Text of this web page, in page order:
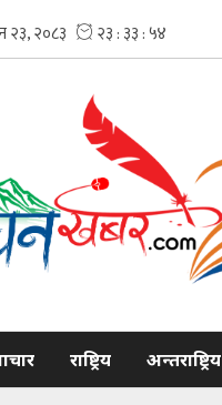
राष्ट्रिय अन्तराष्ट्रिय